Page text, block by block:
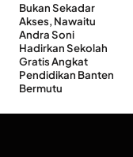
Bukan Sekadar
Akses, Nawaitu
Andra Soni
Hadirkan Sekolah
Gratis Angkat
Pendidikan Banten
Bermutu